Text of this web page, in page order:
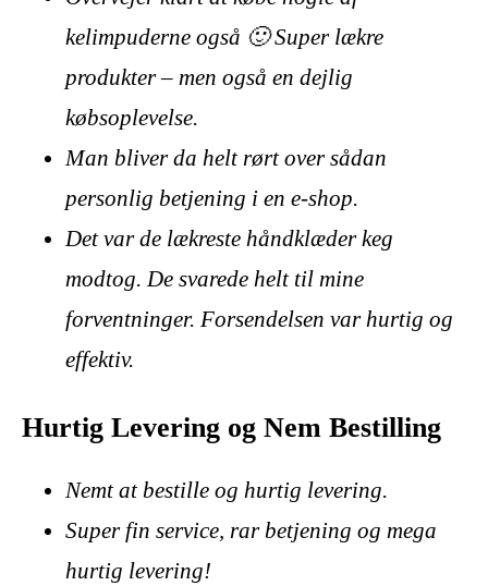
kelimpuderne også 🙂 Super lækre
produkter – men også en dejlig
købsoplevelse.
Man bliver da helt rørt over sådan
personlig betjening i en e-shop.
Det var de lækreste håndklæder keg
modtog. De svarede helt til mine
forventninger. Forsendelsen var hurtig og
effektiv.
Hurtig Levering og Nem Bestilling
Nemt at bestille og hurtig levering.
Super fin service, rar betjening og mega
hurtig levering!